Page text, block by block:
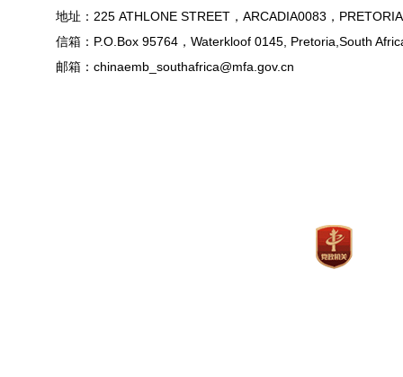
地址：225 ATHLONE STREET，ARCADIA0083，
信箱：P.O.Box 95764，Waterkloof 0145, Pretoria,South
邮箱：chinaemb_southafrica@mfa.gov.cn